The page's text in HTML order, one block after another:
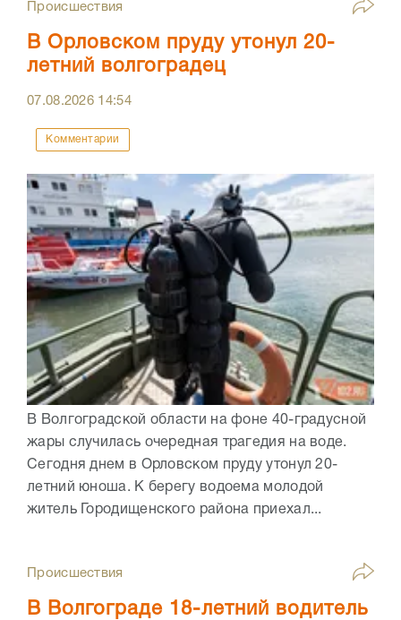
Происшествия
В Орловском пруду утонул 20-
летний волгоградец
07.08.2026 14:54
Комментарии
В Волгоградской области на фоне 40-градусной
жары случилась очередная трагедия на воде.
Сегодня днем в Орловском пруду утонул 20-
летний юноша. К берегу водоема молодой
житель Городищенского района приехал...
Происшествия
В Волгограде 18-летний водитель